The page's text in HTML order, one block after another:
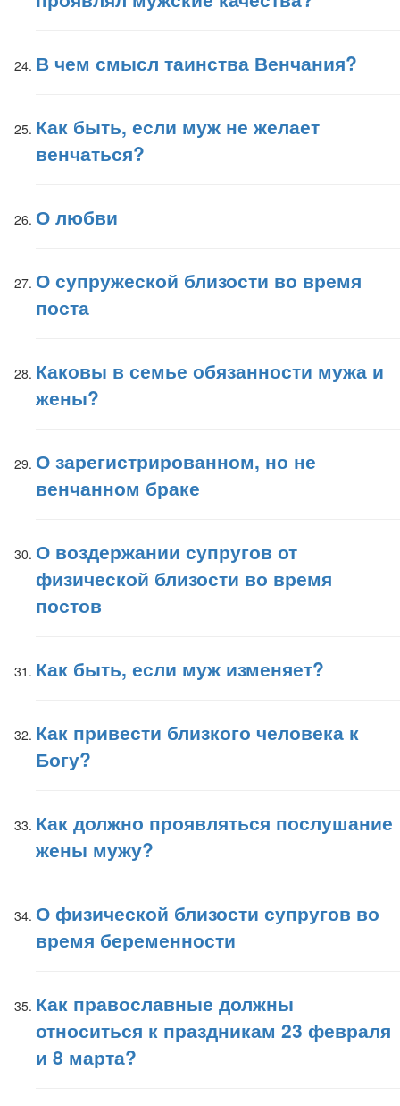
В чем смысл таинства Венчания?
Как быть, если муж не желает
венчаться?
О любви
О супружеской близости во время
поста
Каковы в семье обязанности мужа и
жены?
О зарегистрированном, но не
венчанном браке
О воздержании супругов от
физической близости во время
постов
Как быть, если муж изменяет?
Как привести близкого человека к
Богу?
Как должно проявляться послушание
жены мужу?
О физической близости супругов во
время беременности
Как православные должны
относиться к праздникам 23 февраля
и 8 марта?